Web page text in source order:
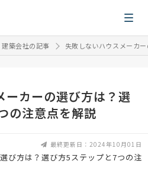
建築会社の記事 失敗しないハウスメーカ
ーカーの選び方は？選
の注意点を解説
最終更新日：2024年10月01日